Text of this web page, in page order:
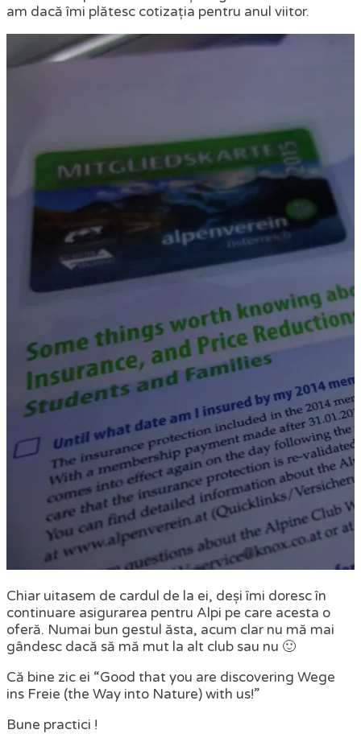
am dacă îmi plătesc cotizația pentru anul viitor.
Chiar uitasem de cardul de la ei, deși îmi doresc în
continuare asigurarea pentru Alpi pe care acesta o
oferă. Numai bun gestul ăsta, acum clar nu mă mai
gândesc dacă să mă mut la alt club sau nu 🙂
Că bine zic ei “Good that you are discovering Wege
ins Freie (the Way into Nature) with us!”
Bune practici !